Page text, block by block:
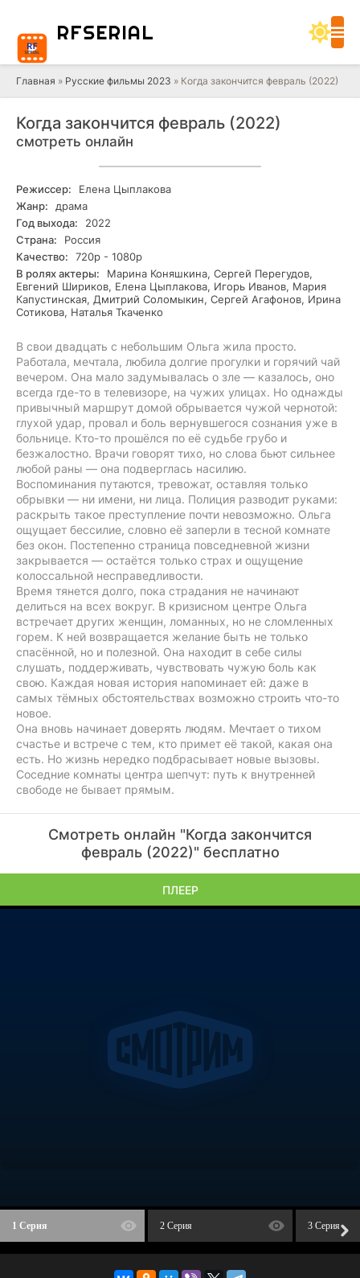
RFSERIAL
Главная » Русские фильмы 2023 » Когда закончится февраль (2022)
Когда закончится февраль (2022)
смотреть онлайн
Режиссер:
Елена Цыплакова
Жанр:
драма
Год выхода:
2022
Страна:
Россия
Качество:
720р - 1080р
В ролях актеры:
Марина Коняшкина, Сергей Перегудов,
Евгений Шириков, Елена Цыплакова, Игорь Иванов, Мария
Капустинская, Дмитрий Соломыкин, Сергей Агафонов, Ирина
Сотикова, Наталья Ткаченко
В свои двадцать с небольшим Ольга жила просто.
Работала, мечтала, любила долгие прогулки и горячий чай
вечером. Она мало задумывалась о зле — казалось, оно
всегда где-то в телевизоре, на чужих улицах. Но однажды
привычный маршрут домой обрывается чужой чернотой:
глухой удар, провал и боль вернувшегося сознания уже в
больнице. Кто-то прошёлся по её судьбе грубо и
безжалостно. Врачи говорят тихо, но слова бьют сильнее
любой раны — она подверглась насилию.
Воспоминания путаются, тревожат, оставляя только
обрывки — ни имени, ни лица. Полиция разводит руками:
раскрыть такое преступление почти невозможно. Ольга
ощущает бессилие, словно её заперли в тесной комнате
без окон. Постепенно страница повседневной жизни
закрывается — остаётся только страх и ощущение
колоссальной несправедливости.
Время тянется долго, пока страдания не начинают
делиться на всех вокруг. В кризисном центре Ольга
встречает других женщин, ломанных, но не сломленных
горем. К ней возвращается желание быть не только
спасённой, но и полезной. Она находит в себе силы
слушать, поддерживать, чувствовать чужую боль как
свою. Каждая новая история напоминает ей: даже в
самых тёмных обстоятельствах возможно строить что-то
новое.
Она вновь начинает доверять людям. Мечтает о тихом
счастье и встрече с тем, кто примет её такой, какая она
есть. Но жизнь нередко подбрасывает новые вызовы.
Соседние комнаты центра шепчут: путь к внутренней
свободе не бывает прямым.
Смотреть онлайн "Когда закончится
февраль (2022)" бесплатно
ПЛЕЕР
1 Серия 2 Серия 3 Серия